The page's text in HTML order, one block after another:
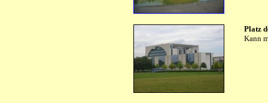
Platz
Kann